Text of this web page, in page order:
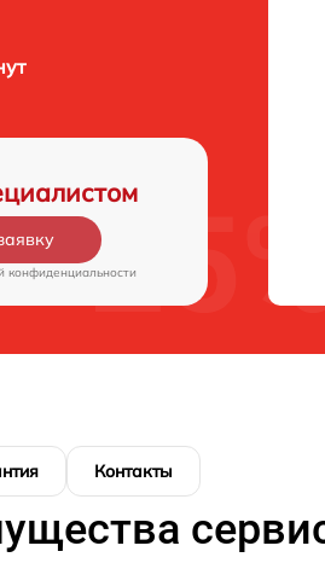
конфиденциальности
Контакты